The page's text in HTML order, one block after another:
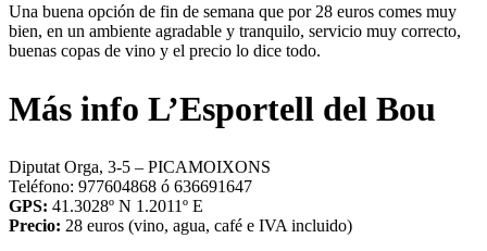
Una buena opción de fin de semana que por 28 euros comes muy
bien, en un ambiente agradable y tranquilo, servicio muy correcto,
buenas copas de vino y el precio lo dice todo.
Más info L’Esportell del Bou
Diputat Orga, 3-5 – PICAMOIXONS
Teléfono: 977604868 ó 636691647
GPS: 41.3028º N 1.2011º E
Precio: 28 euros (vino, agua, café e IVA incluido)